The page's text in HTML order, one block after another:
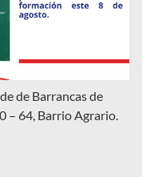
de Barrancas de
– 64, Barrio Agrario.